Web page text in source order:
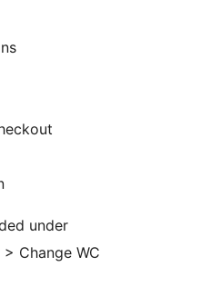
under
Change WC